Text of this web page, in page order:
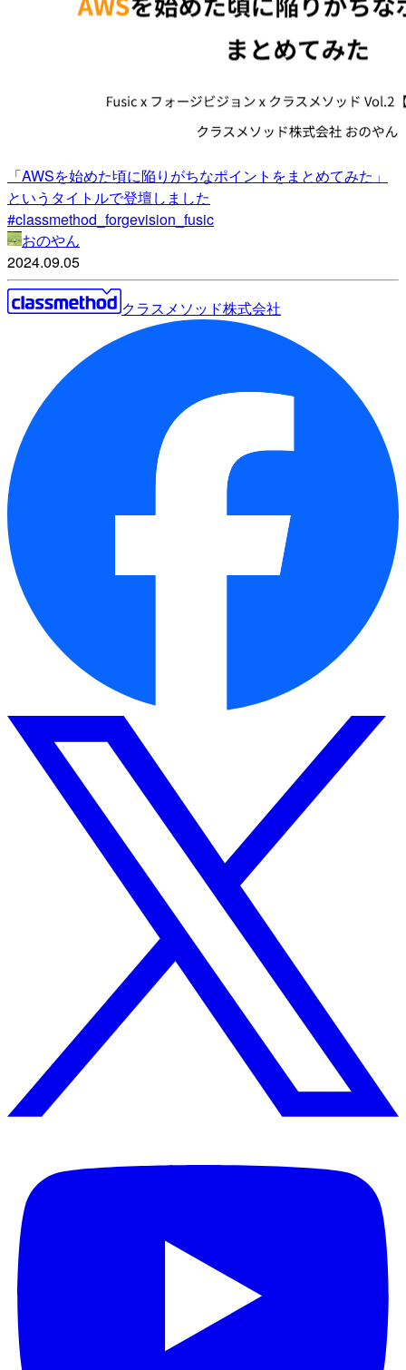
「AWSを始めた頃に陥りがちなポイントをまとめてみた」
というタイトルで登壇しました
#classmethod_forgevision_fusic
おのやん
2024.09.05
クラスメソッド株式会社